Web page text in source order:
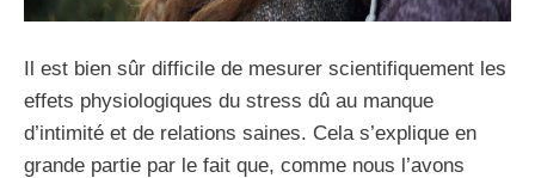
Il est bien sûr difficile de mesurer scientifiquement les
effets physiologiques du stress dû au manque
d’intimité et de relations saines. Cela s’explique en
grande partie par le fait que, comme nous l’avons